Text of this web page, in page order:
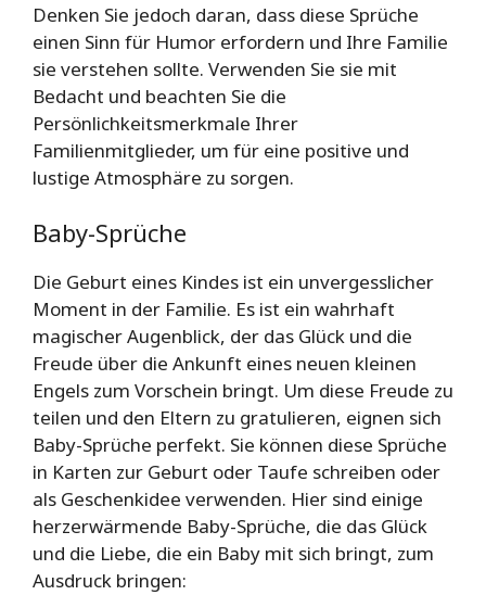
Denken Sie jedoch daran, dass diese Sprüche
einen Sinn für Humor erfordern und Ihre Familie
sie verstehen sollte. Verwenden Sie sie mit
Bedacht und beachten Sie die
Persönlichkeitsmerkmale Ihrer
Familienmitglieder, um für eine positive und
lustige Atmosphäre zu sorgen.
Baby-Sprüche
Die Geburt eines Kindes ist ein unvergesslicher
Moment in der Familie. Es ist ein wahrhaft
magischer Augenblick, der das Glück und die
Freude über die Ankunft eines neuen kleinen
Engels zum Vorschein bringt. Um diese Freude zu
teilen und den Eltern zu gratulieren, eignen sich
Baby-Sprüche perfekt. Sie können diese Sprüche
in Karten zur Geburt oder Taufe schreiben oder
als Geschenkidee verwenden. Hier sind einige
herzerwärmende Baby-Sprüche, die das Glück
und die Liebe, die ein Baby mit sich bringt, zum
Ausdruck bringen: